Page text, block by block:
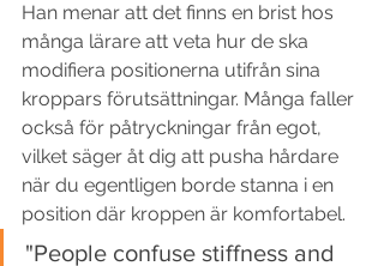
Han menar att det finns en brist hos
många lärare att veta hur de ska
modifiera positionerna utifrån sina
kroppars förutsättningar. Många faller
också för påtryckningar från egot,
vilket säger åt dig att pusha hårdare
när du egentligen borde stanna i en
position där kroppen är komfortabel.
"People confuse stiffness and